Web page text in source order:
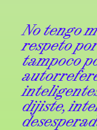
No tengo
respeto
tampoco
dijiste,